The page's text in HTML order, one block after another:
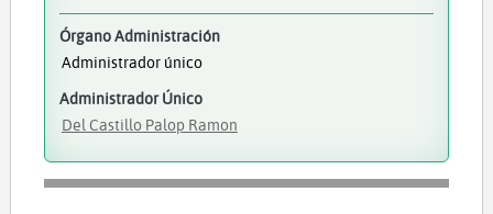
Órgano Administración
Administrador único
Administrador Único
Del Castillo Palop Ramon